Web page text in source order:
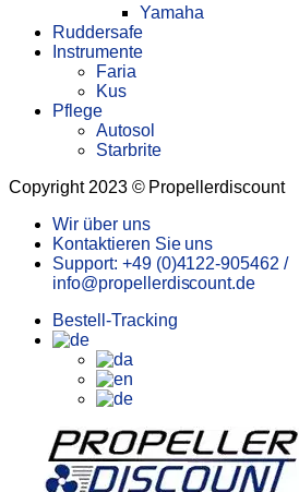
Yamaha
Ruddersafe
Instrumente
Faria
Kus
Pflege
Autosol
Starbrite
Copyright 2023 © Propellerdiscount
Wir über uns
Kontaktieren Sie uns
Support: +49 (0)4122-905462 /
info@propellerdiscount.de
Bestell-Tracking